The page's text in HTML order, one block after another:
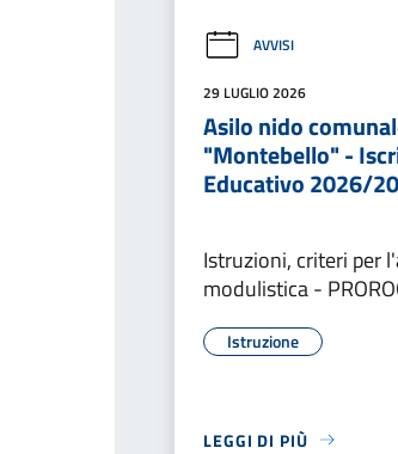
AVVISI
29 LUGLIO 2026
Asilo nido
"Montebello" -
Educativo 2026/
Istruzioni, criteri per
modulistica -
Istruzione
LEGGI DI PIÙ